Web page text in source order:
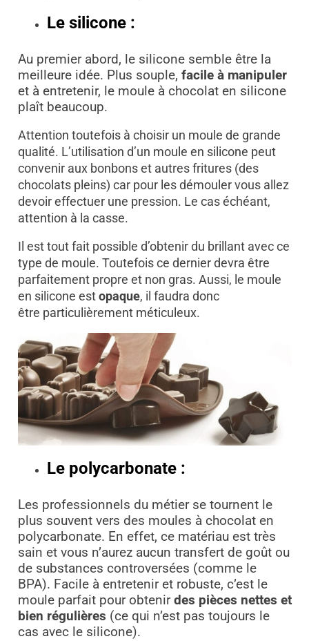
Le silicone :
Au premier abord, le silicone semble être la
meilleure idée. Plus souple, facile à manipuler
et à entretenir, le moule à chocolat en silicone
plaît beaucoup.
Attention toutefois à choisir un moule de grande
qualité. L’utilisation d’un moule en silicone peut
convenir aux bonbons et autres fritures (des
chocolats pleins) car pour les démouler vous allez
devoir effectuer une pression. Le cas échéant,
attention à la casse.
Il est tout fait possible d’obtenir du brillant avec ce
type de moule. Toutefois ce dernier devra être
parfaitement propre et non gras. Aussi, le moule
en silicone estopaque, il faudra donc
être particulièrement méticuleux.
Le polycarbonate :
Les professionnels du métier se tournent le
plus souvent vers des moules à chocolat en
polycarbonate. En effet, ce matériau est très
sain et vous n’aurez aucun transfert de goût ou
de substances controversées (comme le
BPA). Facile à entretenir et robuste, c’est le
moule parfait pour obtenirdes pièces nettes et
bien régulières (ce qui n’est pas toujours le
cas avec le silicone).